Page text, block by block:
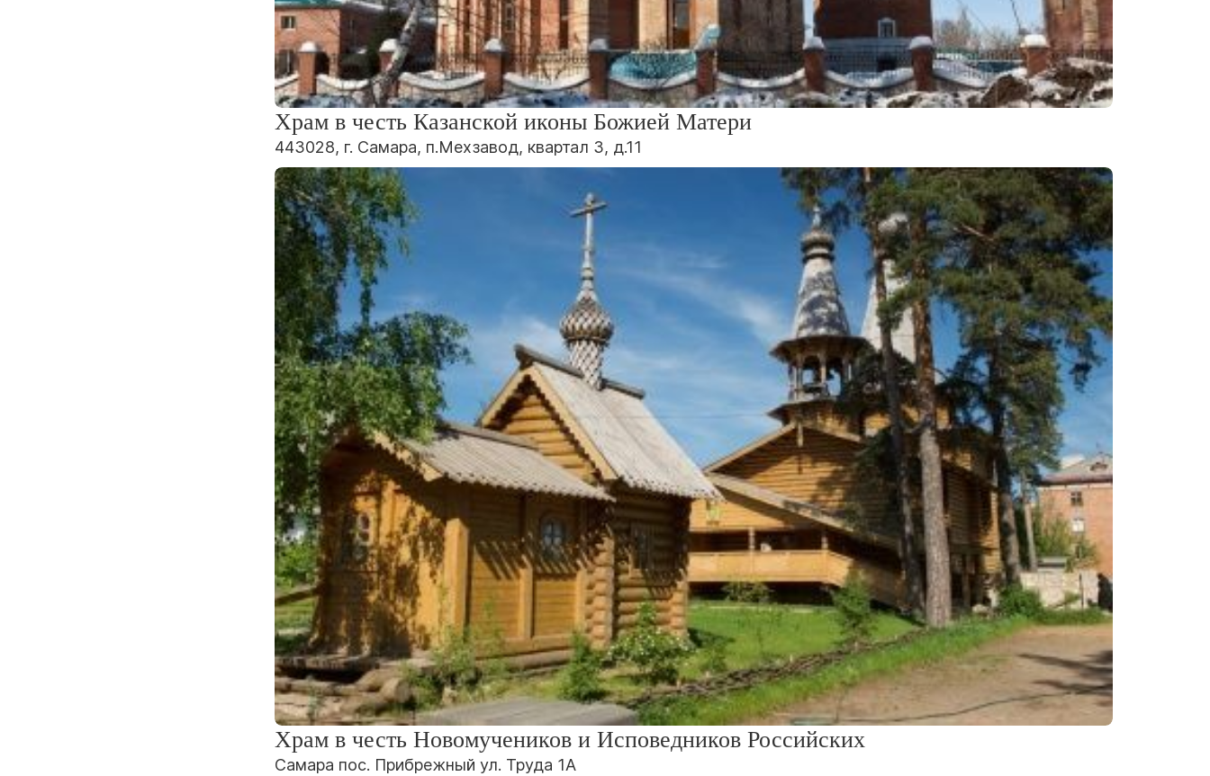
Храм в честь Казанской иконы Божией Матери
443028, г. Самара, п.Мехзавод, квартал 3, д.11
Храм в честь Новомучеников и Исповедников Российских
Самара пос. Прибрежный ул. Труда 1А